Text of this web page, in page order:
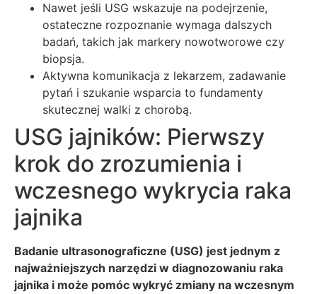
Nawet jeśli USG wskazuje na podejrzenie,
ostateczne rozpoznanie wymaga dalszych
badań, takich jak markery nowotworowe czy
biopsja.
Aktywna komunikacja z lekarzem, zadawanie
pytań i szukanie wsparcia to fundamenty
skutecznej walki z chorobą.
USG jajników: Pierwszy
krok do zrozumienia i
wczesnego wykrycia raka
jajnika
Badanie ultrasonograficzne (USG) jest jednym z
najważniejszych narzędzi w diagnozowaniu raka
jajnika i może pomóc wykryć zmiany na wczesnym